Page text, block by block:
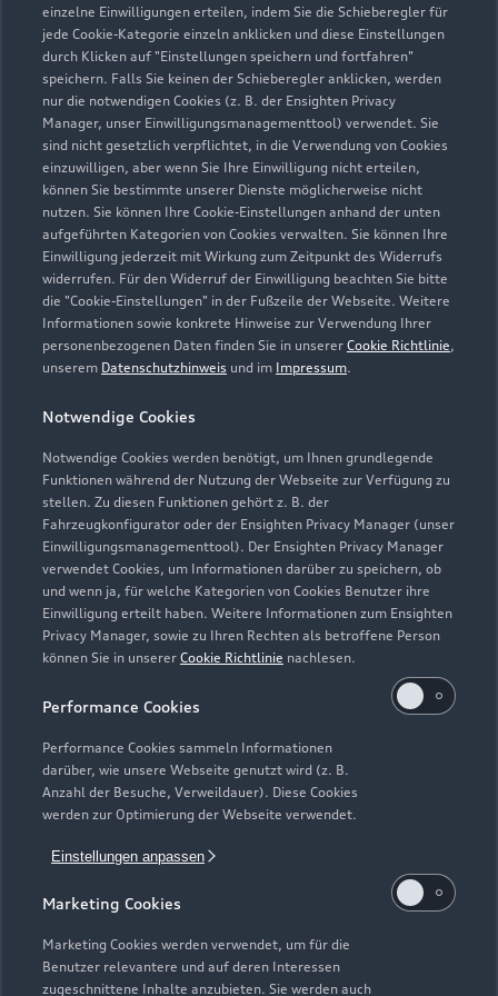
einzelne Einwilligungen erteilen, indem Sie die Schieberegler für
jede Cookie-Kategorie einzeln anklicken und diese Einstellungen
durch Klicken auf "Einstellungen speichern und fortfahren"
speichern. Falls Sie keinen der Schieberegler anklicken, werden
nur die notwendigen Cookies (z. B. der Ensighten Privacy
Manager, unser Einwilligungsmanagementtool) verwendet. Sie
sind nicht gesetzlich verpflichtet, in die Verwendung von Cookies
einzuwilligen, aber wenn Sie Ihre Einwilligung nicht erteilen,
können Sie bestimmte unserer Dienste möglicherweise nicht
nutzen. Sie können Ihre Cookie-Einstellungen anhand der unten
aufgeführten Kategorien von Cookies verwalten. Sie können Ihre
Einwilligung jederzeit mit Wirkung zum Zeitpunkt des Widerrufs
widerrufen. Für den Widerruf der Einwilligung beachten Sie bitte
die "Cookie-Einstellungen" in der Fußzeile der Webseite. Weitere
Informationen sowie konkrete Hinweise zur Verwendung Ihrer
personenbezogenen Daten finden Sie in unserer Cookie Richtlinie,
unserem Datenschutzhinweis und im Impressum.
Notwendige Cookies
Notwendige Cookies werden benötigt, um Ihnen grundlegende
Funktionen während der Nutzung der Webseite zur Verfügung zu
stellen. Zu diesen Funktionen gehört z. B. der
Fahrzeugkonfigurator oder der Ensighten Privacy Manager (unser
Einwilligungsmanagementtool). Der Ensighten Privacy Manager
verwendet Cookies, um Informationen darüber zu speichern, ob
und wenn ja, für welche Kategorien von Cookies Benutzer ihre
Einwilligung erteilt haben. Weitere Informationen zum Ensighten
Privacy Manager, sowie zu Ihren Rechten als betroffene Person
können Sie in unserer Cookie Richtlinie nachlesen.
Performance Cookies
Performance Cookies sammeln Informationen
darüber, wie unsere Webseite genutzt wird (z. B.
Anzahl der Besuche, Verweildauer). Diese Cookies
werden zur Optimierung der Webseite verwendet.
Einstellungen anpassen
Marketing Cookies
Marketing Cookies werden verwendet, um für die
Benutzer relevantere und auf deren Interessen
zugeschnittene Inhalte anzubieten. Sie werden auch
Zu den Rädern
Zurück nach oben
Modelle
Alle Modelle
Modelle vergleichen
Elektromodelle
Plug-in-Hybride
Kaufen & leasen
Gebrauchtwagensuche
Gebrauchtwagen
Finanzierung
Aktionen & Angebote
Geschäftskunden
Service & Zubehör
Audi Services
Garantie
Audi digital services
myAudi
Kundenservice
Audi Online Beratung
Über Audi
Unternehmen
Karriere
Investor Relations
© 2026 AUDI AG. Alle Rechte vorbehalten